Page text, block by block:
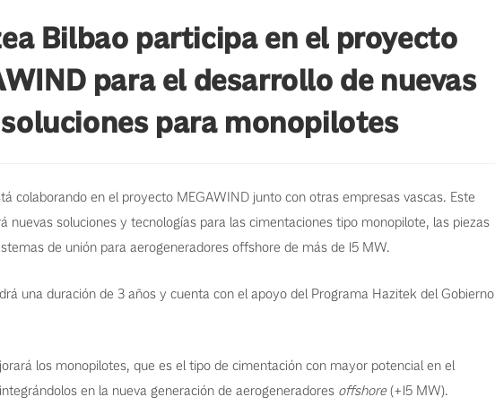
Bilbao participa en el proyecto
para el desarrollo de nuevas
soluciones para monopilotes
colaborando en el proyecto MEGAWIND junto con otras empresas vascas. Este
nuevas soluciones y tecnologías para las cimentaciones tipo monopilote, las piezas
de unión para aerogeneradores offshore de más de 15 MW.
una duración de 3 años y cuenta con el apoyo del Programa Hazitek del Gobierno
los monopilotes, que es el tipo de cimentación con mayor potencial en el
en la nueva generación de aerogeneradores offshore(+15 MW).